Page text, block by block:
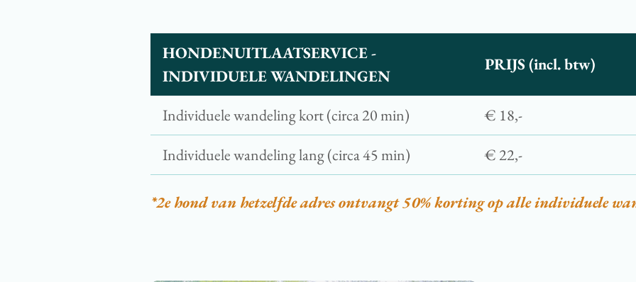
HONDENUITLAATSERVICE -
INDIVIDUELE WANDELINGEN
PRIJS (incl. btw)
Individuele wandeling kort (circa 20 min)
€ 18,-
Individuele wandeling lang (circa 45 min)
€ 22,-
*2e hond van hetzelfde adres ontvangt 50% korting op alle individuele